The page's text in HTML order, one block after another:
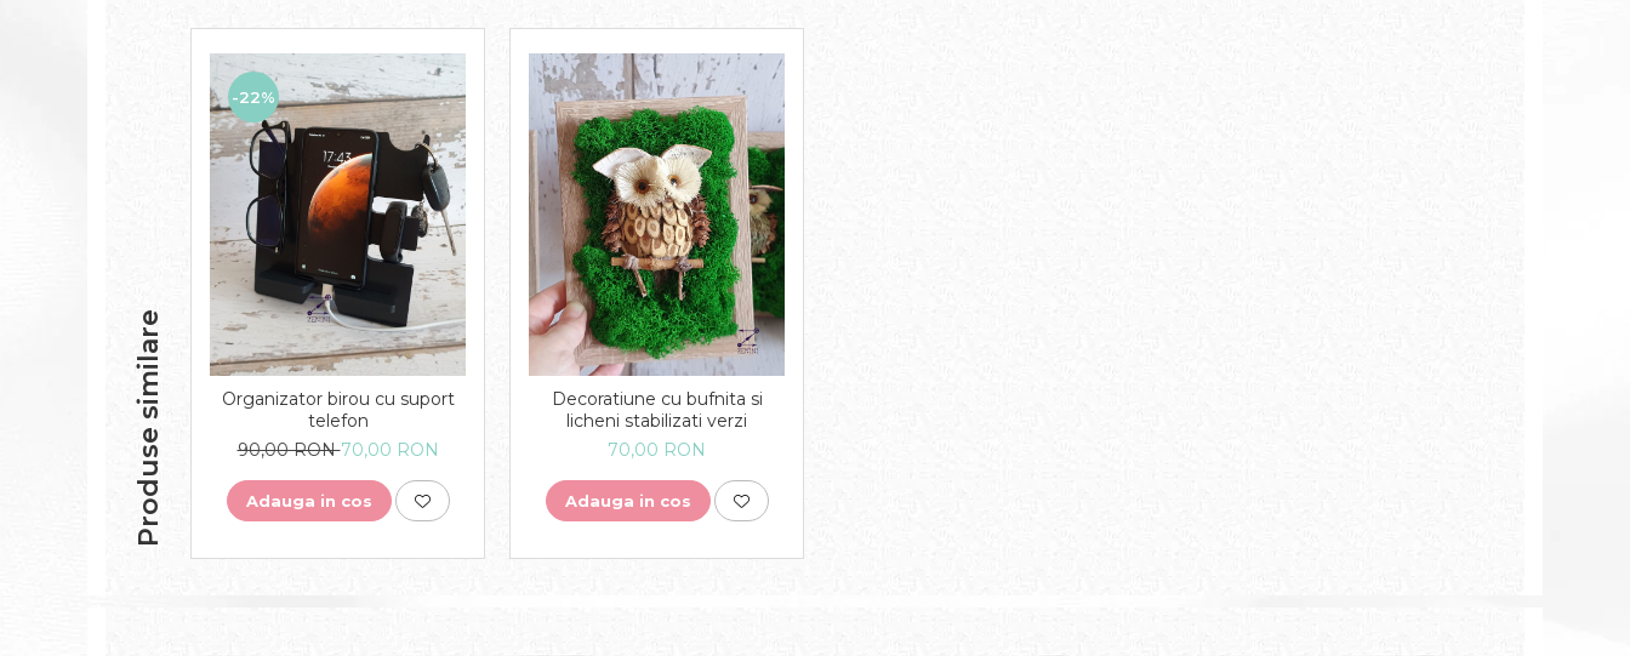
Produse similare
-22%
Organizator birou cu suport
telefon
90,00 RON70,00 RON
Adauga in cos
Decoratiune cu bufnita si
licheni stabilizati verzi
70,00 RON
Adauga in cos